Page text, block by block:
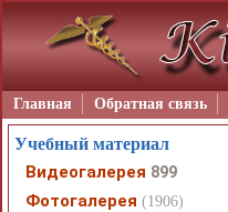
Главная Обратная связь
Учебный материал
Видеогалерея 899
Фотогалерея (1906)